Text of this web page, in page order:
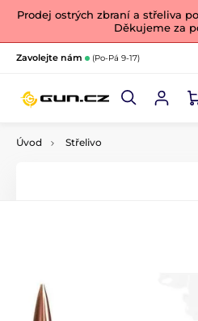
Prodej ostrých zbraní a střeliva
Děkujeme za
Zavolejte nám (Po-Pá 9-17)
Úvod Střelivo